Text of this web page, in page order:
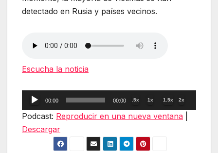
detectado en Rusia y países vecinos.
Escucha la noticia
Reproductor
de
00:00 00:00 .5x 1x 1.5x 2x
Podcast: Reproducir en una nueva ventana
Descargar